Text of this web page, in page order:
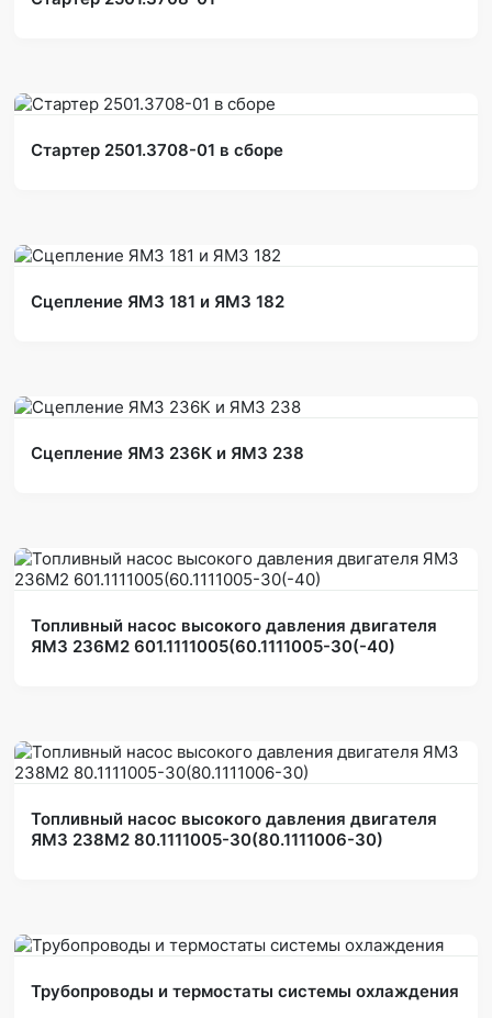
Стартер 2501.3708-01 в сборе
Сцепление ЯМЗ 181 и ЯМЗ 182
Сцепление ЯМЗ 236К и ЯМЗ 238
Топливный насос высокого давления двигателя
ЯМЗ 236М2 601.1111005(60.1111005-30(-40)
Топливный насос высокого давления двигателя
ЯМЗ 238М2 80.1111005-30(80.1111006-30)
Трубопроводы и термостаты системы охлаждения